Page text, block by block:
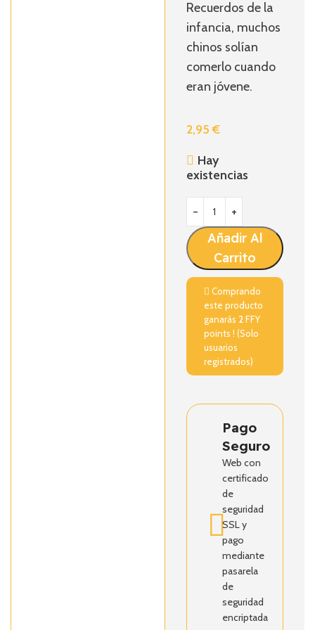
Recuerdos de la
infancia, muchos
chinos solían
comerlo cuando
eran jóvene.
2,95€
Hay
existencias
Añadir Al
Carrito
Comprando
este producto
ganarás 2FFY
points ! (Solo
usuarios
registrados)
Pago
Seguro
Web con
certificado
de
seguridad
SSL y
pago
mediante
pasarela
de
seguridad
encriptada